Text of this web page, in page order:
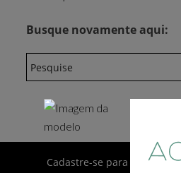
Busque novamente aqui:
Cadastre-se para receber